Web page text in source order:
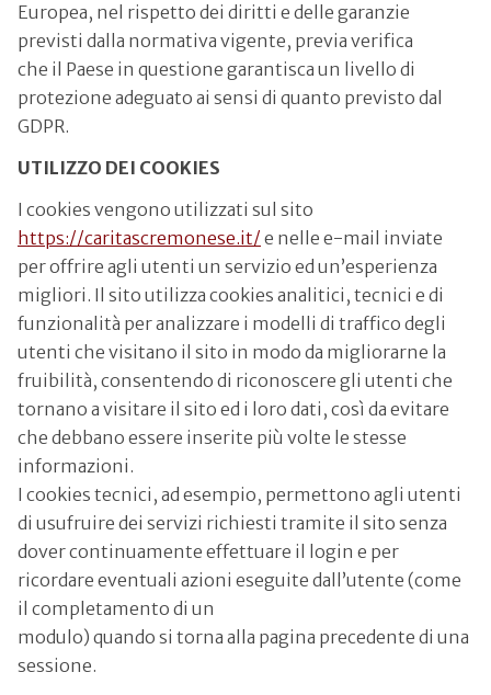
Europea, nel rispetto dei diritti e delle garanzie
previsti dalla normativa vigente, previa verifica
che il Paese in questione garantisca un livello di
protezione adeguato ai sensi di quanto previsto dal
GDPR.
UTILIZZO DEI COOKIES
I cookies vengono utilizzati sul sito
https://caritascremonese.it/ e nelle e-mail inviate
per offrire agli utenti un servizio ed un’esperienza
migliori. Il sito utilizza cookies analitici, tecnici e di
funzionalità per analizzare i modelli di traffico degli
utenti che visitano il sito in modo da migliorarne la
fruibilità, consentendo di riconoscere gli utenti che
tornano a visitare il sito ed i loro dati, così da evitare
che debbano essere inserite più volte le stesse
informazioni.
I cookies tecnici, ad esempio, permettono agli utenti
di usufruire dei servizi richiesti tramite il sito senza
dover continuamente effettuare il login e per
ricordare eventuali azioni eseguite dall’utente (come
il completamento di un
modulo) quando si torna alla pagina precedente di una
sessione.